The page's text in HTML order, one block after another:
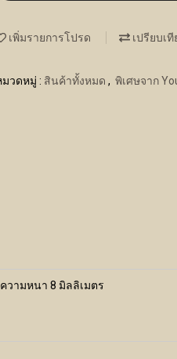
เพิ่มรายการโปรด เปรียบเที
วดหมู่ : สินค้าทั้งหมด , พิเศษจาก
วามหนา 8 มิลลิเมตร